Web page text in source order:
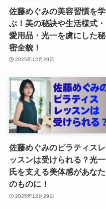
佐藤めぐみの美容習慣を学
ぶ！美の秘訣や生活様式・
愛用品・光一を虜にした秘
密全貌！
2025年12月29日
佐藤めぐみのピラティスレ
ッスンは受けられる？光一
氏を支える美体感があなた
のものに！
2025年12月29日